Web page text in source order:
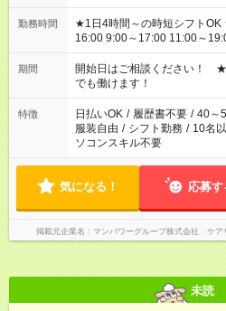
勤務時間
★1日4時間～の時短シフトOK ★スタート時間選べます！ 7:00～
16:00 9:00～17:00 11:00～19:00 など
場合、他のお仕事と合わせ週
ん ※法令に基づき、週20時間
となります ※労働者派遣法（
短時間・短期間の就業はご案
期間
開始日はご相談ください！
でも働けます！
特徴 日払いOK / 履歴書不要 / 40～
服装自由 / シフト勤務 / 10名
ソコンスキル不要
気になる！ 応募す
掲載元企業名 マンパワーグループ株式会社 ケア
未読